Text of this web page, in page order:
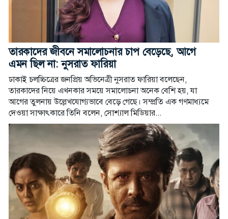
তারকাদের জীবনে সমালোচনার চাপ বেড়েছে, আগে
এমন ছিল না: নুসরাত ফারিয়া
ঢাকাই চলচ্চিত্রের জনপ্রিয় অভিনেত্রী নুসরাত ফারিয়া বলেছেন,
তারকাদের নিয়ে এখনকার সময়ে সমালোচনা অনেক বেশি হয়, যা
আগের তুলনায় উল্লেখযোগ্যভাবে বেড়ে গেছে। সম্প্রতি এক গণমাধ্যমে
দেওয়া সাক্ষাৎকারে তিনি বলেন, সোশ্যাল মিডিয়ার...